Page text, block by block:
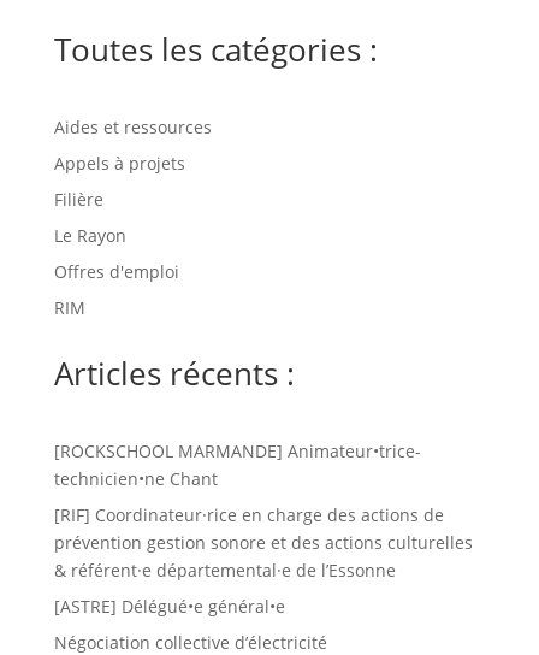
Toutes les catégories :
Aides et ressources
Appels à projets
Filière
Le Rayon
Offres d'emploi
RIM
Articles récents :
[ROCKSCHOOL MARMANDE] Animateur•trice-
technicien•ne Chant
[RIF] Coordinateur·rice en charge des actions de
prévention gestion sonore et des actions culturelles
& référent·e départemental·e de l’Essonne
[ASTRE] Délégué•e général•e
Négociation collective d’électricité